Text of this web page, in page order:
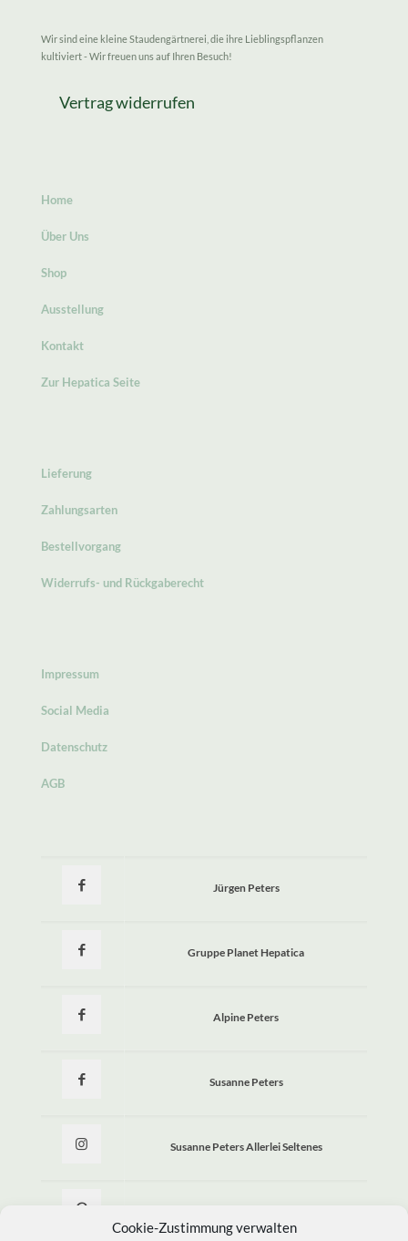
Cookie-Zustimmung verwalten
Wir sind eine kleine Staudengärtnerei, die ihre Lieblingspflanzen
kultiviert - Wir freuen uns auf Ihren Besuch!
Vertrag widerrufen
Home
Über Uns
Shop
Ausstellung
Kontakt
Zur Hepatica Seite
Lieferung
Zahlungsarten
Bestellvorgang
Widerrufs- und Rückgaberecht
Impressum
Social Media
Datenschutz
AGB
Jürgen Peters
Gruppe Planet Hepatica
Alpine Peters
Susanne Peters
Susanne Peters Allerlei Seltenes